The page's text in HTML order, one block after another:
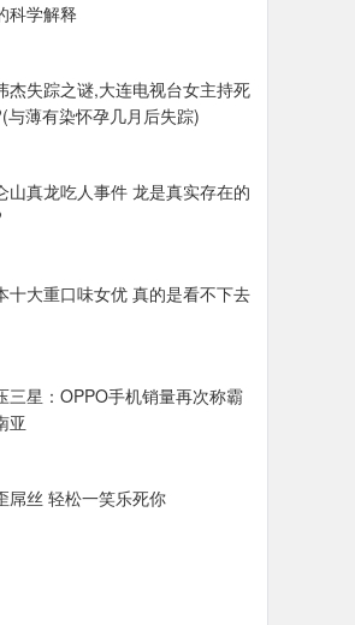
科学解释
杰失踪之谜,大连电视台女主持死
与薄有染怀孕几月后失踪)
山真龙吃人事件 龙是真实存在的
十大重口味女优 真的是看不下去
三星：OPPO手机销量再次称霸
亚
屌丝 轻松一笑乐死你